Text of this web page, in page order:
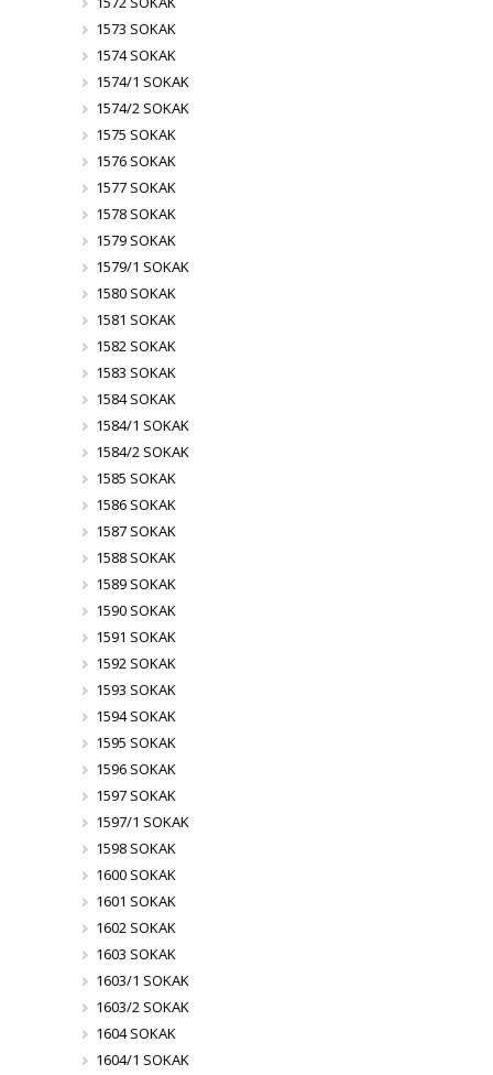
1573 SOKAK
1574 SOKAK
1574/1 SOKAK
1574/2 SOKAK
1575 SOKAK
1576 SOKAK
1577 SOKAK
1578 SOKAK
1579 SOKAK
1579/1 SOKAK
1580 SOKAK
1581 SOKAK
1582 SOKAK
1583 SOKAK
1584 SOKAK
1584/1 SOKAK
1584/2 SOKAK
1585 SOKAK
1586 SOKAK
1587 SOKAK
1588 SOKAK
1589 SOKAK
1590 SOKAK
1591 SOKAK
1592 SOKAK
1593 SOKAK
1594 SOKAK
1595 SOKAK
1596 SOKAK
1597 SOKAK
1597/1 SOKAK
1598 SOKAK
1600 SOKAK
1601 SOKAK
1602 SOKAK
1603 SOKAK
1603/1 SOKAK
1603/2 SOKAK
1604 SOKAK
1604/1 SOKAK